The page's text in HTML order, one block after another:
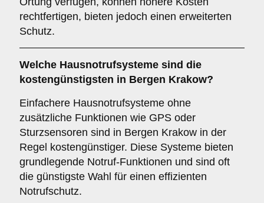
rechtfertigen, bieten jedoch einen erweiterten
Schutz.
Welche Hausnotrufsysteme sind die
kostengünstigsten in Bergen Krakow?
Einfachere Hausnotrufsysteme ohne
zusätzliche Funktionen wie GPS oder
Sturzsensoren sind in Bergen Krakow in der
Regel kostengünstiger. Diese Systeme bieten
grundlegende Notruf-Funktionen und sind oft
die günstigste Wahl für einen effizienten
Notrufschutz.